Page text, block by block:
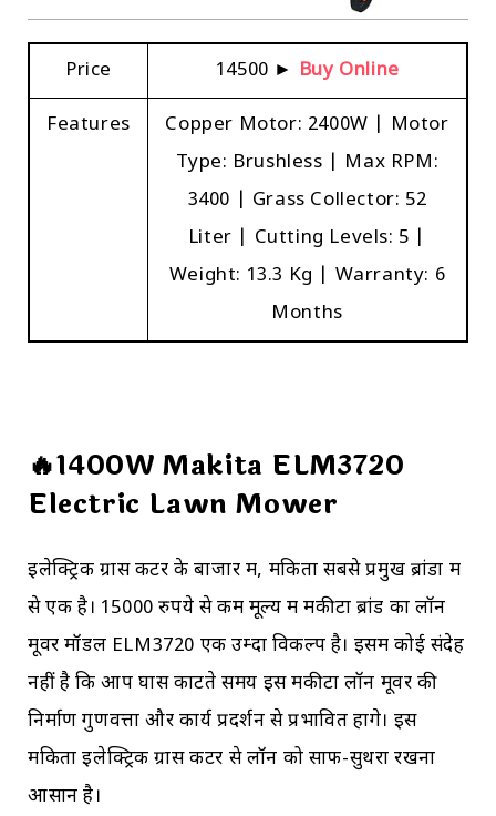
Price ₹14500 ► Buy Online
Features
Copper Motor: 2400W | Motor
Type: Brushless | Max RPM:
3400 | Grass Collector: 52
Liter | Cutting Levels: 5 |
Weight: 13.3 Kg | Warranty: 6
Months
🔥1400W Makita ELM3720
Electric Lawn Mower
इलेक्ट्रिक ग्रास कटर के बाजार में, मकिता सबसे प्रमुख ब्रांडों में
से एक है। 15000 रुपये से कम मूल्य में मकीटा ब्रांड का लॉन
मूवर मॉडल ELM3720 एक उम्दा विकल्प है। इसमें कोई संदेह
नहीं है कि आप घास काटते समय इस मकीटा लॉन मूवर की
निर्माण गुणवत्ता और कार्य प्रदर्शन से प्रभावित होंगे। इस
मकिता इलेक्ट्रिक ग्रास कटर से लॉन को साफ-सुथरा रखना
आसान है।